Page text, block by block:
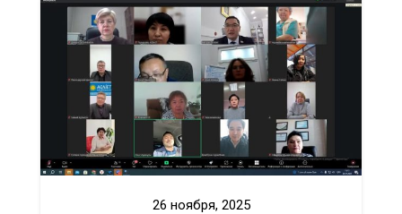
26 ноября, 2025